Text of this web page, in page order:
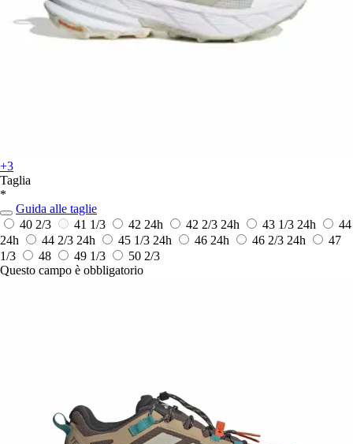
+3
Taglia
*
Guida alle taglie
40 2/3
41 1/3 42 24h 42 2/3 24h 43 1/3 24h
44
24h
44 2/3 24h 45 1/3 24h 46 24h 46 2/3 24h
47
1/3
48 49 1/3
50 2/3
Questo campo è obbligatorio